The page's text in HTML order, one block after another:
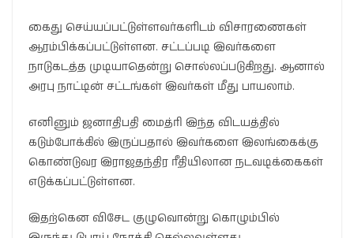
கைது செய்யப்பட்டுள்ளவர்களிடம் விசாரணைகள்
ஆரம்பிக்கப்பட்டுள்ளன. சட்டப்படி இவர்களை
நாடுகடத்த முடியாதென்று சொல்லப்படுகிறது. ஆனால்
அரபு நாட்டின் சட்டங்கள் இவர்கள் மீது பாயலாம்.
எனினும் ஜனாதிபதி மைத்ரி இந்த விடயத்தில்
கடும்போக்கில் இருப்பதால் இவர்களை இலங்கைக்கு
கொண்டுவர இராஜதந்திர ரீதியிலான நடவடிக்கைகள்
எடுக்கப்பட்டுள்ளன.
இதற்கென விசேட குழுவொன்று கொழும்பில்